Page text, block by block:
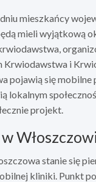
mieszkańcy
mieli wyjątkową
Krwiodawstwa i
pojawią się mobilne
lokalnym
projekt.
stanie się
kliniki. Punkt